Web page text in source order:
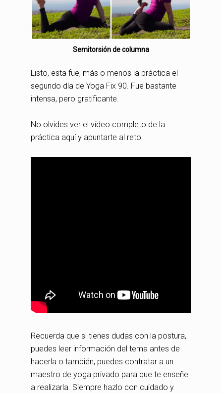
Semitorsión de columna
Listo, esta fue, más o menos la práctica el
segundo día de Yoga Fix 90. Fue bastante
intensa, pero gratificante.
No olvides ver el vídeo completo de la
práctica aquí y apuntarte al reto:
Recuerda que si tienes dudas con la postura,
puedes leer información del tema antes de
hacerla o también, puedes contratar a un
maestro de yoga privado para que te enseñe
a realizarla. Siempre hazlo con cuidado y